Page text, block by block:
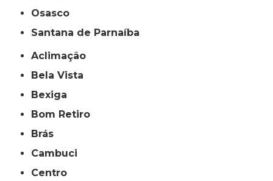
Osasco
Santana de Parnaíba
Aclimação
Bela Vista
Bexiga
Bom Retiro
Brás
Cambuci
Centro